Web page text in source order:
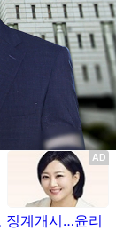
징계개시…윤리